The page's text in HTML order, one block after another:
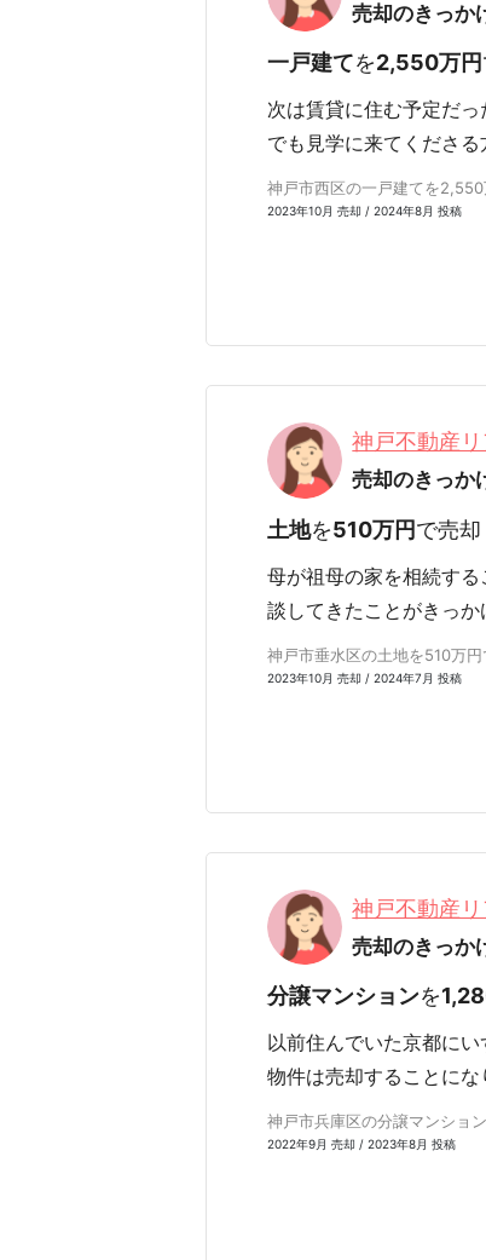
売却のきっか
一戸建てを2,550万円
次は賃貸に住む予定だ
でも見学に来てくださ
神戸市西区の一戸建てを
2023年10月 売却 / 2024年8月 投稿
神戸不動産
売却のきっか
土地を510万円で売却
母が祖母の家を相続す
談してきたことがきっか
神戸市垂水区の土地を510万
2023年10月 売却 / 2024年7月 投稿
神戸不動産
売却のきっか
分譲マンションを
以前住んでいた京都に
物件は売却することにな
神戸市兵庫区の分譲マンショ
2022年9月 売却 / 2023年8月 投稿